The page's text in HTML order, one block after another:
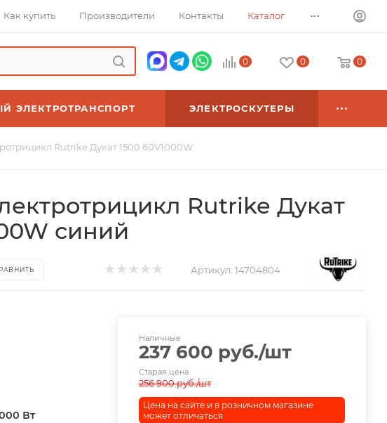
Как купить Производители Контакты Каталог ...
0 0 0
ЭЛЕКТРОТРАНСПОРТ ЭЛЕКТРОСКУТЕРЫ
Rutrike Дукат 1500 60V1000W
Rutrike Дукат
синий
Артикул: 14704804
Вт
Наличные
237 600 руб./шт
Старая цена
256 900руб./шт
Цена на сайте и в розничном магазине
может отличаться